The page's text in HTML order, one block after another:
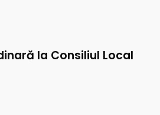
la Consiliul Local